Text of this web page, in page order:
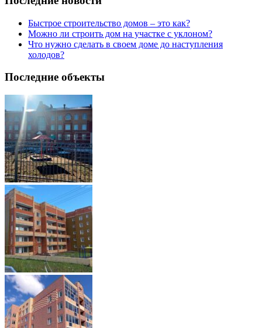
Быстрое строительство домов – это как?
Можно ли строить дом на участке с уклоном?
Что нужно сделать в своем доме до наступления
холодов?
Последние объекты